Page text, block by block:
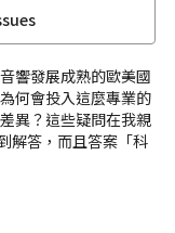
響發展成熟的歐美國
何會投入這麼專業的
異？這些疑問在我親
解答，而且答案「科